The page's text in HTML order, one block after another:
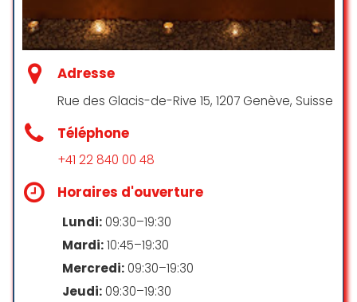
Adresse
Rue des Glacis-de-Rive 15, 1207 Genève, Suisse
Téléphone
+41 22 840 00 48
Horaires d'ouverture
Lundi: 09:30–19:30
Mardi:10:45–19:30
Mercredi: 09:30–19:30
Jeudi: 09:30–19:30